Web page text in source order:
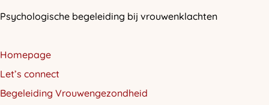
Psychologische begeleiding bij vrouwenklachten
Homepage
Let’s connect
Begeleiding Vrouwengezondheid